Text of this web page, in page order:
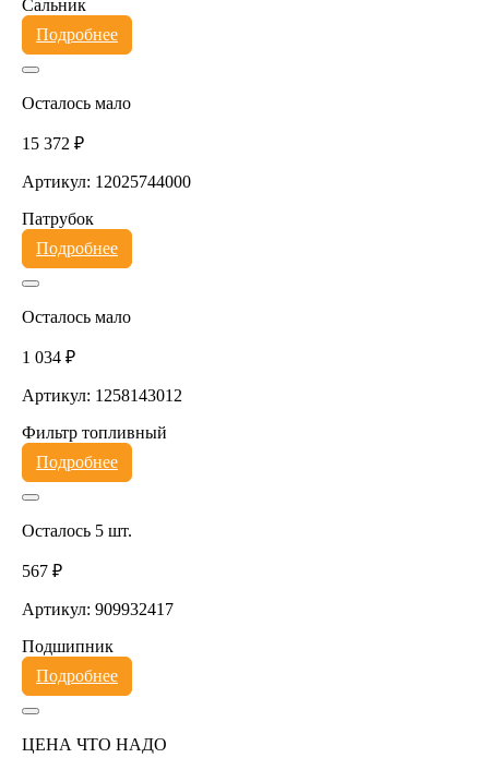
Сальник
Подробнее
Осталось мало
15 372 ₽
Артикул: 12025744000
Патрубок
Подробнее
Осталось мало
1 034 ₽
Артикул: 1258143012
Фильтр топливный
Подробнее
Осталось 5 шт.
567 ₽
Артикул: 909932417
Подшипник
Подробнее
ЦЕНА ЧТО НАДО